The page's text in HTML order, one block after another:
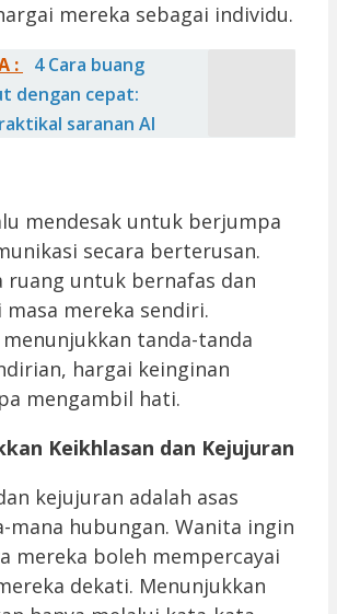
mereka sebagai individu.
:
4 Cara buang
dengan cepat:
saranan AI
mendesak untuk berjumpa
secara berterusan.
ruang untuk bernafas dan
masa mereka sendiri.
menunjukkan tanda-tanda
hargai keinginan
mengambil hati.
Keikhlasan dan Kejujuran
kejujuran adalah asas
mana hubungan. Wanita ingin
mereka boleh mempercayai
dekati. Menunjukkan